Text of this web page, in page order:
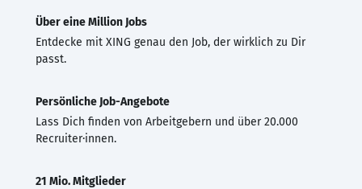
Über eine Million Jobs
Entdecke mit XING genau den Job, der wirklich zu Dir
passt.
Persönliche Job-Angebote
Lass Dich finden von Arbeitgebern und über 20.000
Recruiter·innen.
21 Mio. Mitglieder